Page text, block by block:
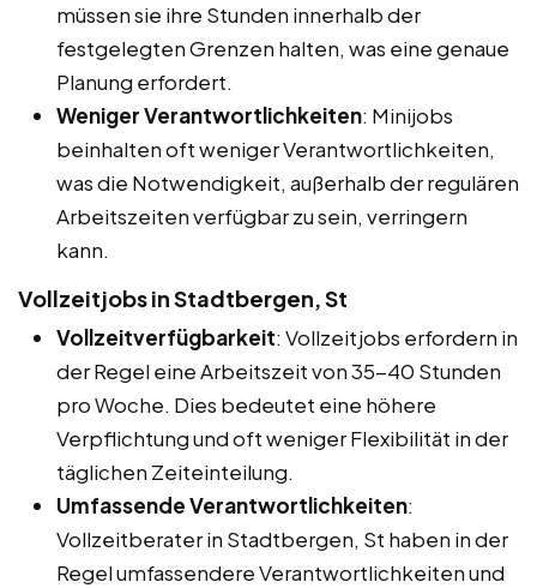
müssen sie ihre Stunden innerhalb der
festgelegten Grenzen halten, was eine genaue
Planung erfordert.
Weniger Verantwortlichkeiten: Minijobs
beinhalten oft weniger Verantwortlichkeiten,
was die Notwendigkeit, außerhalb der regulären
Arbeitszeiten verfügbar zu sein, verringern
kann.
Vollzeitjobs in Stadtbergen, St
Vollzeitverfügbarkeit: Vollzeitjobs erfordern in
der Regel eine Arbeitszeit von 35-40 Stunden
pro Woche. Dies bedeutet eine höhere
Verpflichtung und oft weniger Flexibilität in der
täglichen Zeiteinteilung.
Umfassende Verantwortlichkeiten:
Vollzeitberater in Stadtbergen, St haben in der
Regel umfassendere Verantwortlichkeiten und